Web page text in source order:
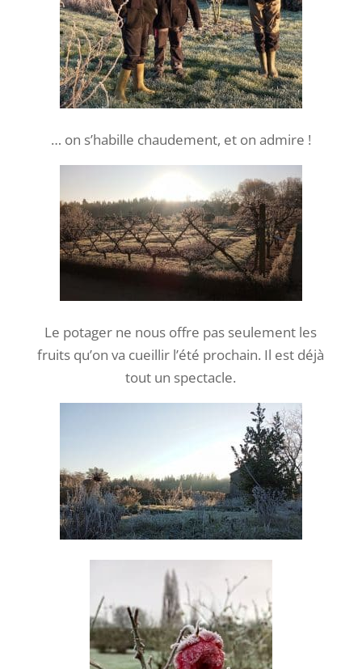
… on s’habille chaudement, et on admire !
Le potager ne nous offre pas seulement les
fruits qu’on va cueillir l’été prochain. Il est déjà
tout un spectacle.